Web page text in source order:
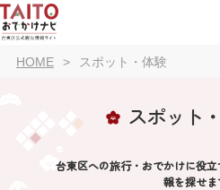
HOME スポット・体験
スポット
台東区への旅行・おでかけに役
報を探せま